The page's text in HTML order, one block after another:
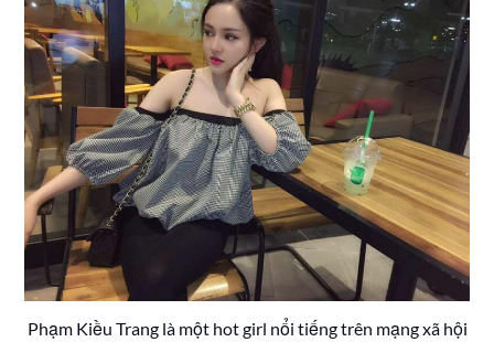
Phạm Kiều Trang là một hot girl nổi tiếng trên mạng xã hội